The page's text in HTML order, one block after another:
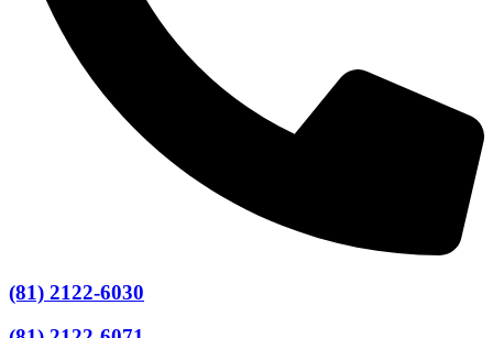
(81) 2122-6030